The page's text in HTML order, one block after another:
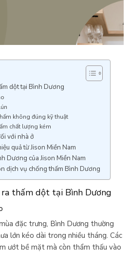
dột tại Bình Dương
không đúng kỹ thuật
chất lượng kém
với nhà ở
quả từ Jison Miền Nam
Dương của Jison Miền Nam
dịch vụ chống thấm Bình Dương
ra thấm dột tại Bình Dương
đặc trưng, Bình Dương thường
lớn kéo dài trong nhiều tháng. Các
ướt bề mặt mà còn thẩm thấu vào